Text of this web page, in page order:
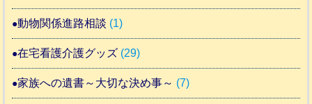
動物関係進路相談 (1)
在宅看護介護グッズ (29)
家族への遺書～大切な決め事～ (7)